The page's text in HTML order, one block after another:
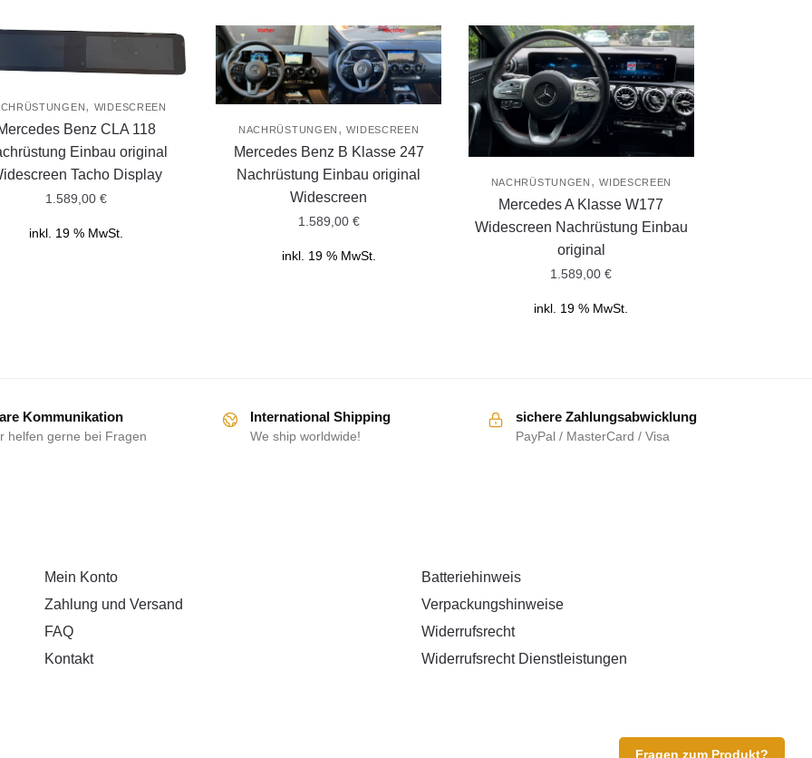
Fragen zum Produkt?
, WIDESCREEN
Benz CLA 118
Einbau original
Tacho Display
1.589,00 €
inkl. 19 % MwSt.
NACHRÜSTUNGEN ,WIDESCREEN
Mercedes Benz B Klasse 247
Nachrüstung Einbau original
Widescreen
1.589,00 €
inkl. 19 % MwSt.
NACHRÜSTUNGEN ,WIDESCREEN
Mercedes A Klasse W177
Widescreen Nachrüstung Einbau
original
1.589,00€
inkl. 19 % MwSt.
Kommunikation
helfen gerne bei Fragen
International Shipping
We ship worldwide!
sichere Zahlungsabwicklung
PayPal / MasterCard / Visa
Mein Konto
Zahlung und Versand
FAQ
Kontakt
Batteriehinweis
Verpackungshinweise
Widerrufsrecht
Widerrufsrecht Dienstleistungen